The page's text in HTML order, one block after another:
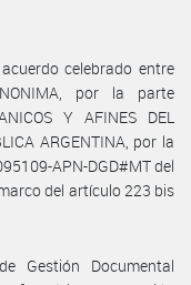
celebrado entre
por la parte
Y AFINES DEL
ARGENTINA, por la
APN-DGD#MT del
del artículo 223 bis
Gestión Documental